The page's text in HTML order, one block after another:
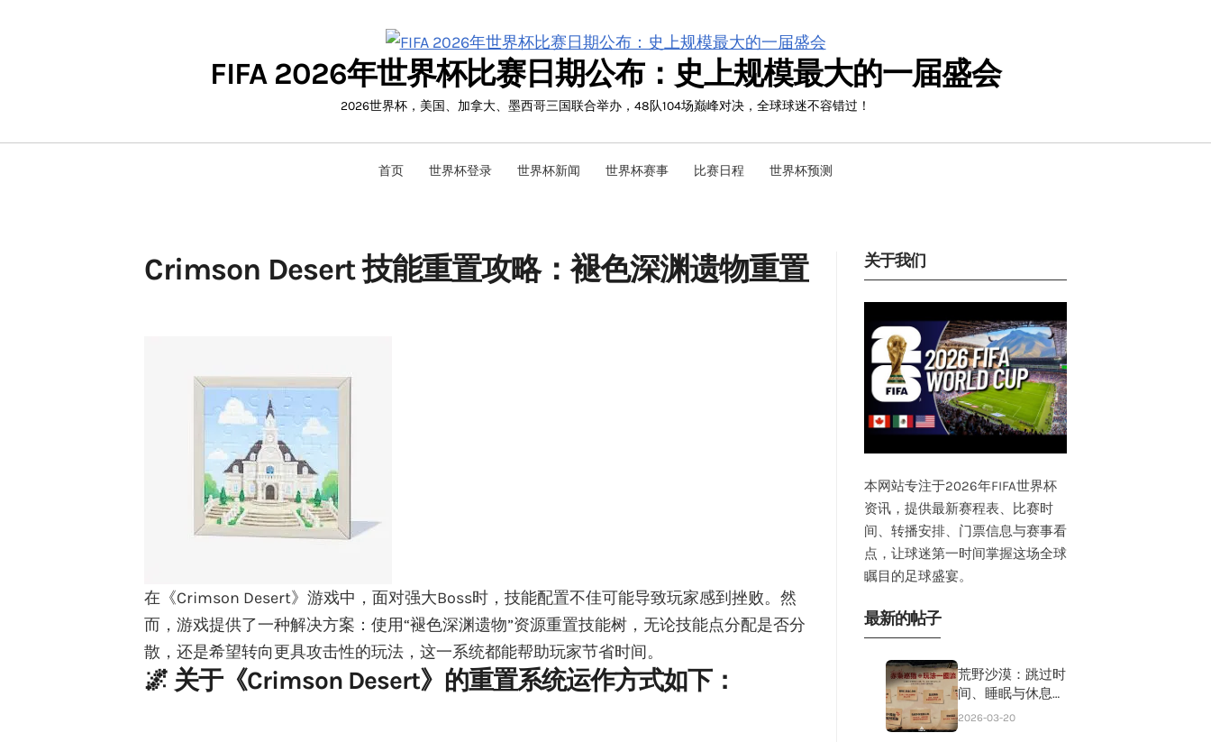
FIFA 2026年世界杯比赛日期公布：史上规模最大的一届盛会
2026世界杯，美国、加拿大、墨西哥三国联合举办，48队104场巅峰对决，全球球迷不容错过！
首页 世界杯登录 世界杯新闻 世界杯赛事 比赛日程 世界杯预测
Crimson Desert 技能重置攻略：褪色深渊遗物重置
在《Crimson Desert》游戏中，面对强大Boss时，技能配置不佳可能导致玩家感到挫败。然
而，游戏提供了一种解决方案：使用“褪色深渊遗物”资源重置技能树，无论技能点分配是否分
散，还是希望转向更具攻击性的玩法，这一系统都能帮助玩家节省时间。
🌌 关于《Crimson Desert》的重置系统运作方式如下：
关于我们
本网站专注于2026年FIFA世界杯
资讯，提供最新赛程表、比赛时
间、转播安排、门票信息与赛事看
点，让球迷第一时间掌握这场全球
瞩目的足球盛宴。
最新的帖子
荒野沙漠：跳过时
间、睡眠与休息指
南
2026-03-20